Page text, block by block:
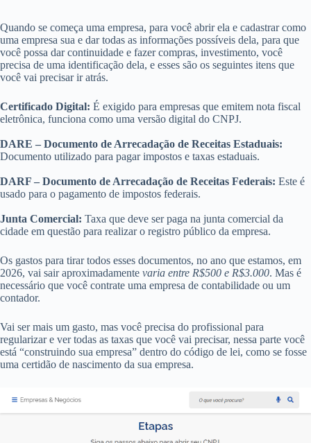
Quando se começa uma empresa, para você abrir ela e cadastrar como
uma empresa sua e dar todas as informações possíveis dela, para que
você possa dar continuidade e fazer compras, investimento, você
precisa de uma identificação dela, e esses são os seguintes itens que
você vai precisar ir atrás.
Certificado Digital: É exigido para empresas que emitem nota fiscal
eletrônica, funciona como uma versão digital do CNPJ.
DARE – Documento de Arrecadação de Receitas Estaduais:
Documento utilizado para pagar impostos e taxas estaduais.
DARF – Documento de Arrecadação de Receitas Federais: Este é
usado para o pagamento de impostos federais.
Junta Comercial: Taxa que deve ser paga na junta comercial da
cidade em questão para realizar o registro público da empresa.
Os gastos para tirar todos esses documentos, no ano que estamos, em
2026, vai sair aproximadamente varia entre R$500 e R$3.000. Mas é
necessário que você contrate uma empresa de contabilidade ou um
contador.
Vai ser mais um gasto, mas você precisa do profissional para
regularizar e ver todas as taxas que você vai precisar, nessa parte você
está “construindo sua empresa” dentro do código de lei, como se fosse
uma certidão de nascimento da sua empresa.